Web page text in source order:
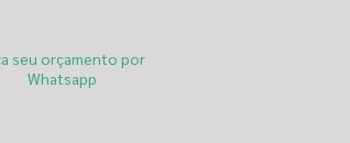
seu orçamento por
Whatsapp